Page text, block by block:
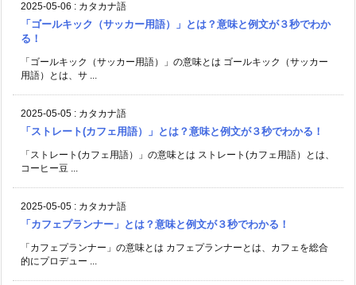
2025-05-06 : カタカナ語
「ゴールキック（サッカー用語）」とは？意味と例文が３秒でわか
る！
「ゴールキック（サッカー用語）」の意味とは ゴールキック（サッカー
用語）とは、サ ...
2025-05-05 : カタカナ語
「ストレート(カフェ用語）」とは？意味と例文が３秒でわかる！
「ストレート(カフェ用語）」の意味とは ストレート(カフェ用語）とは、
コーヒー豆 ...
2025-05-05 : カタカナ語
「カフェプランナー」とは？意味と例文が３秒でわかる！
「カフェプランナー」の意味とは カフェプランナーとは、カフェを総合
的にプロデュー ...